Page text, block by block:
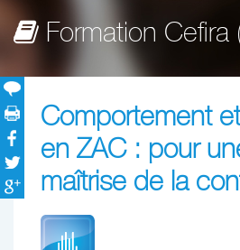
Formation Cefira
Comportement
en ZAC : pour
maîtrise de la